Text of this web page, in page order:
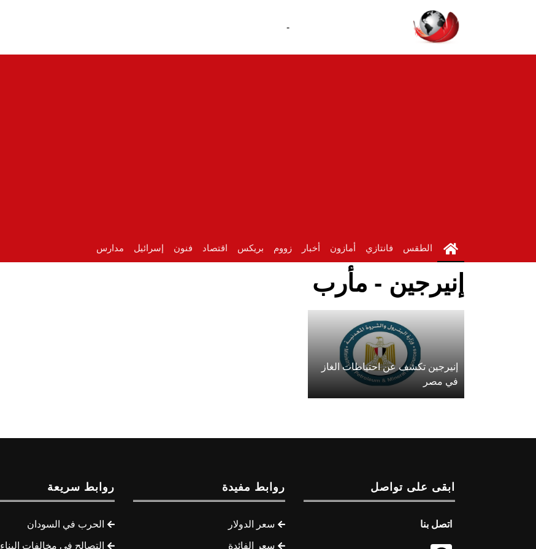
-
الطقس فانتازي أمازون أخبار زووم بريكس اقتصاد فنون إسرائيل مدارس
إنيرجين - مأرب
إنيرجين تكشف عن احتياطات الغاز
في مصر
ابقى على تواصل
اتصل بنا
روابط مفيدة
سعر الدولار
سعر الفائدة
روابط سريعة
الحرب في السودان
التصالح في مخالفات البناء